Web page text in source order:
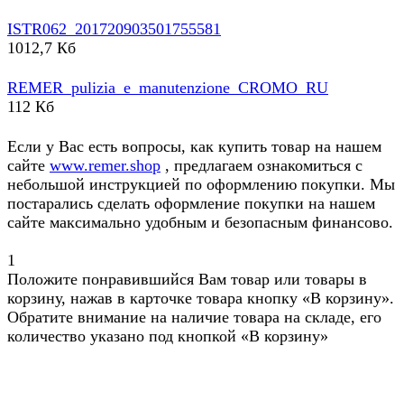
ISTR062_201720903501755581
1012,7 Кб
REMER_pulizia_e_manutenzione_CROMO_RU
112 Кб
Если у Вас есть вопросы, как купить товар на нашем
сайте www.remer.shop , предлагаем ознакомиться с
небольшой инструкцией по оформлению покупки. Мы
постарались сделать оформление покупки на нашем
сайте максимально удобным и безопасным финансово.
1
Положите понравившийся Вам товар или товары в
корзину, нажав в карточке товара кнопку «В корзину».
Обратите внимание на наличие товара на складе, его
количество указано под кнопкой «В корзину»